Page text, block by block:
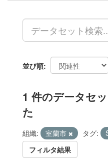
並び順
1 件のデータセ
た
組織: 室蘭市 タグ:
フィルタ結果